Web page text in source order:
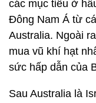
các mục tiêu ở
Đông Nam Á từ
Australia. Ngoài
mua vũ khí hạt
sức hấp dẫn của
Sau Australia là